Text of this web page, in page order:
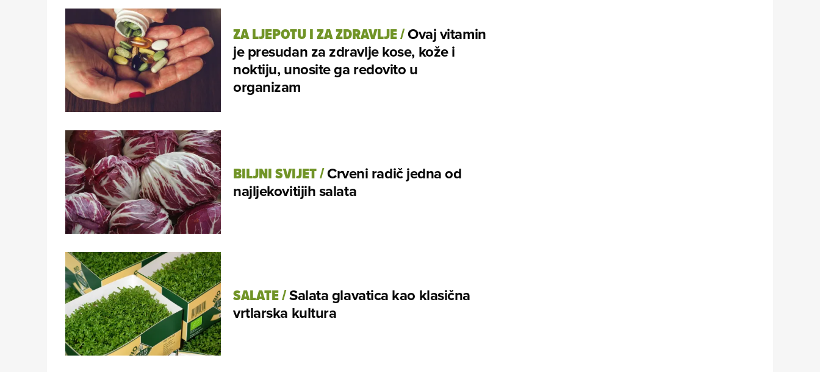
ZA LJEPOTU I ZA ZDRAVLJE/Ovaj vitamin
je presudan za zdravlje kose, kože i
noktiju, unosite ga redovito u
organizam
BILJNI SVIJET/Crveni radič jedna od
najljekovitijih salata
SALATE/Salata glavatica kao klasična
vrtlarska kultura